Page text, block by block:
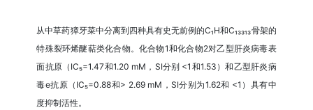
从中草药獐牙菜中分离到四种具有史无前例的C₁Н和C₁₃₃₁₃骨架的
特殊裂环烯醚萜类化合物。化合物1和化合物2对乙型肝炎病毒表
面抗原（IC₅=1.47和1.20 mM，SI分别 <1和1.53）和乙型肝炎病
毒e抗原（IC₅=0.88和> 2.69 mM，SI分别为1.62和 <1）具有中
度抑制活性。